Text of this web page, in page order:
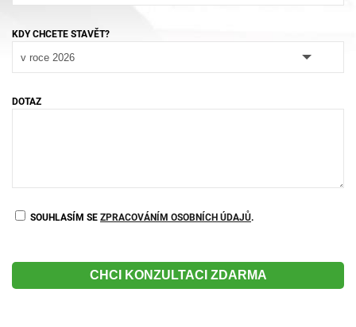
KDY CHCETE STAVĚT?
DOTAZ
SOUHLASÍM SEZPRACOVÁNÍM OSOBNÍCH ÚDAJŮ.